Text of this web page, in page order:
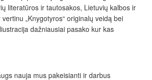
literatūros ir tautosakos, Lietuvių kalbos ir
„Knygotyros“ originalų veidą bei
dažniausiai pasako kur kas
nauja mus pakeisianti ir darbus